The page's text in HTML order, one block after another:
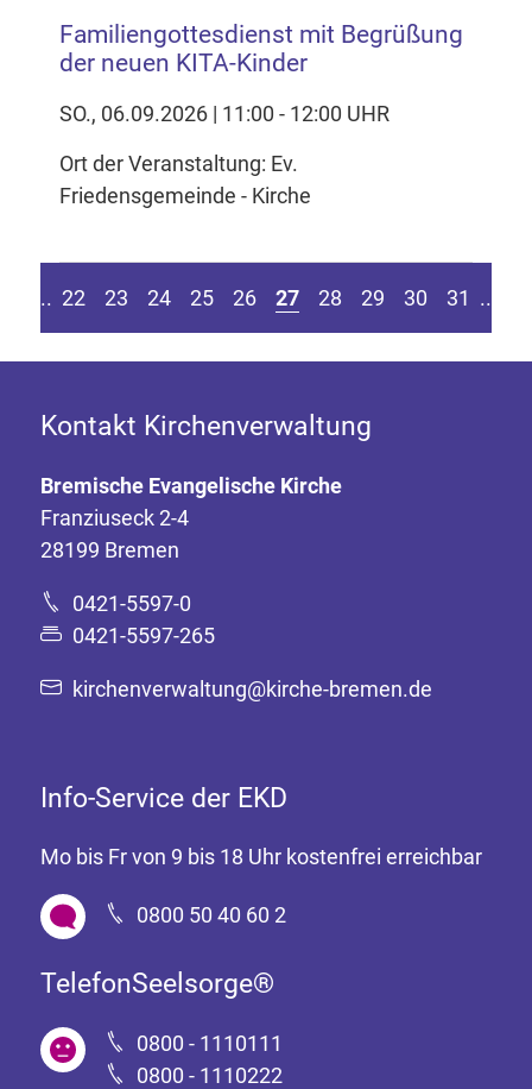
Familiengottesdienst mit Begrüßung
der neuen KITA-Kinder
SO., 06.09.2026 | 11:00 - 12:00 UHR
Ort der Veranstaltung: Ev.
Friedensgemeinde - Kirche
springen
vorherigen Seite
.... 22 23 24 25 26 27 28 29 30 31 ....
Kontakt Kirchenverwaltung
Bremische Evangelische Kirche
Franziuseck 2-4
28199 Bremen
0421-5597-0
0421-5597-265
kirchenverwaltung@kirche-bremen.de
Info-Service der EKD
Mo bis Fr von 9 bis 18 Uhr kostenfrei erreichbar
0800 50 40 60 2
TelefonSeelsorge®
0800 - 1110111
0800 - 1110222